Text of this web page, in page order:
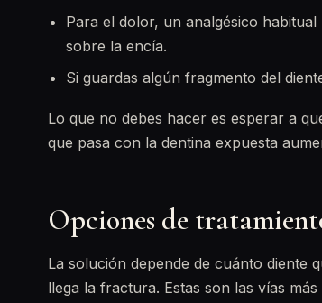
Para el dolor, un analgésico
sobre la encía.
Si guardas algún fragmento del
Lo que no debes hacer es esperar a
que pasa con la dentina expuesta
Opciones de
La solución depende de cuánto diente
llega la fractura. Estas son las vías más